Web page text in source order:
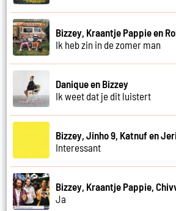
Bizzey, Kraantje Pappie en
Ik heb zin in de zomer man
Danique en Bizzey
Ik weet dat je dit luistert
Bizzey, Jinho 9, Katnuf en
Interessant
Bizzey, Kraantje Pappie,
Ja